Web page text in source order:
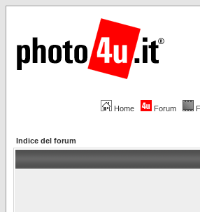
Home Forum
Indice del forum